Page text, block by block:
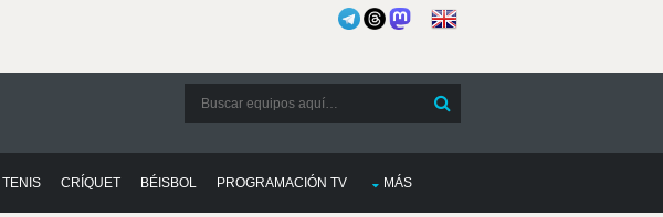
TENIS CRÍQUET BÉISBOL PROGRAMACIÓN TV MÁS